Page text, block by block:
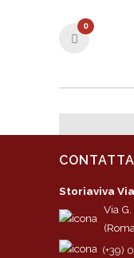
0
Storiaviva
Via
(+39)